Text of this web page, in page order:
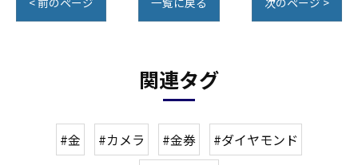
関連タグ
#金 #カメラ #金券
#ダイヤモンド